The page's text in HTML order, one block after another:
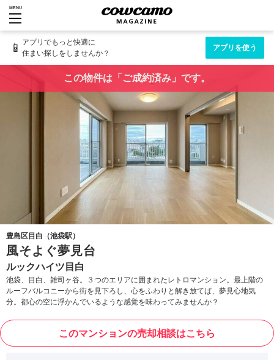
MENU
📱 アプリでもっと快適に
住まい探しをしませんか？
アプリを使う
この物件は「ご成約済み」です。
豊島区目白（池袋駅）
風そよぐ夢見台
ルックハイツ目白
池袋、目白、雑司ヶ谷。３つのエリアに囲まれたレトロマンション。最上階の
ルーフバルコニーから街を見下ろし、心をふわりと解き放てば、夢見心地気
分。都心の空に浮かんでいるような感覚を味わってみませんか？
このマンションの売却相談はこちら